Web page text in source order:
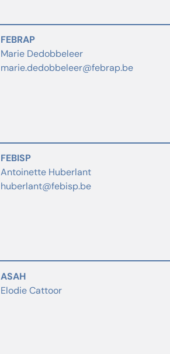
FEBRAP
Marie Dedobbeleer
marie.dedobbeleer@febrap.be
FEBISP
Antoinette Huberlant
huberlant@febisp.be
ASAH
Elodie Cattoor